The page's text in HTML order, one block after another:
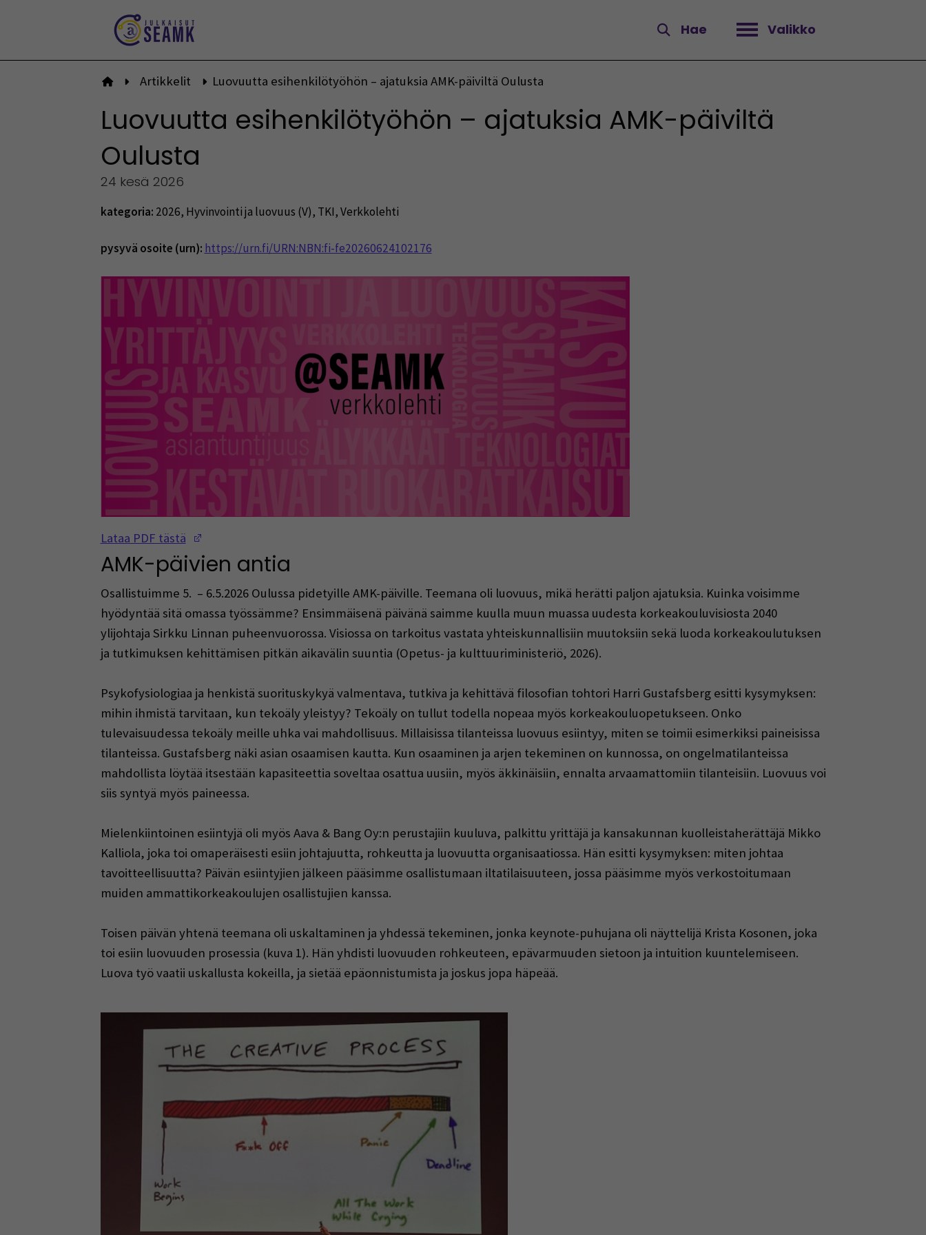
Hae Valikko
Avaa valikko
Etusivulle
Artikkelit Luovuutta esihenkilötyöhön – ajatuksia AMK-päiviltä Oulusta
Luovuutta esihenkilötyöhön – ajatuksia AMK-päiviltä
Oulusta
24 kesä 2026
kategoria: 2026, Hyvinvointi ja luovuus (V), TKI,Verkkolehti
pysyvä osoite (urn): https://urn.fi/URN:NBN:fi-fe20260624102176
Lataa PDF tästä
AMK-päivien antia
Osallistuimme 5. – 6.5.2026 Oulussa pidetyille AMK-päiville. Teemana oli luovuus, mikä herätti paljon ajatuksia. Kuinka voisimme
hyödyntää sitä omassa työssämme? Ensimmäisenä päivänä saimme kuulla muun muassa uudesta korkeakouluvisiosta 2040
ylijohtaja Sirkku Linnan puheenvuorossa. Visiossa on tarkoitus vastata yhteiskunnallisiin muutoksiin sekä luoda korkeakoulutuksen
ja tutkimuksen kehittämisen pitkän aikavälin suuntia (Opetus- ja kulttuuriministeriö, 2026).
Psykofysiologiaa ja henkistä suorituskykyä valmentava, tutkiva ja kehittävä filosofian tohtori Harri Gustafsberg esitti kysymyksen:
mihin ihmistä tarvitaan, kun tekoäly yleistyy? Tekoäly on tullut todella nopeaa myös korkeakouluopetukseen. Onko
tulevaisuudessa tekoäly meille uhka vai mahdollisuus. Millaisissa tilanteissa luovuus esiintyy, miten se toimii esimerkiksi paineisissa
tilanteissa. Gustafsberg näki asian osaamisen kautta. Kun osaaminen ja arjen tekeminen on kunnossa, on ongelmatilanteissa
mahdollista löytää itsestään kapasiteettia soveltaa osattua uusiin, myös äkkinäisiin, ennalta arvaamattomiin tilanteisiin. Luovuus voi
siis syntyä myös paineessa.
Mielenkiintoinen esiintyjä oli myös Aava & Bang Oy:n perustajiin kuuluva, palkittu yrittäjä ja kansakunnan kuolleistaherättäjä Mikko
Kalliola, joka toi omaperäisesti esiin johtajuutta, rohkeutta ja luovuutta organisaatiossa. Hän esitti kysymyksen: miten johtaa
tavoitteellisuutta? Päivän esiintyjien jälkeen pääsimme osallistumaan iltatilaisuuteen, jossa pääsimme myös verkostoitumaan
muiden ammattikorkeakoulujen osallistujien kanssa.
Toisen päivän yhtenä teemana oli uskaltaminen ja yhdessä tekeminen, jonka keynote-puhujana oli näyttelijä Krista Kosonen, joka
toi esiin luovuuden prosessia (kuva 1). Hän yhdisti luovuuden rohkeuteen, epävarmuuden sietoon ja intuition kuuntelemiseen.
Luova työ vaatii uskallusta kokeilla, ja sietää epäonnistumista ja joskus jopa häpeää.